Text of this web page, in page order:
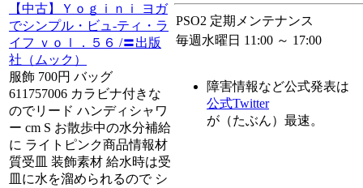
【中古】Ｙｏｇｉｎｉ ヨガ
でシンプル・ビュ-ティ・ラ
イフ ｖｏｌ．５６ /〓出版
社（ムック）
服飾 700円 バッグ
611757006 カラビナ付きな
のでリード ハンディシャワ
ー cm S お散歩中の水分補給
に ライトピンク商品情報材
質受皿 装飾素材 給水時は受
皿に水を溜められるので シ
PSO2 定期メンテナンス
毎週水曜日 11:00 ～ 17:00
障害情報など公式発表は
公式Twitter
が（たぶん）最速。